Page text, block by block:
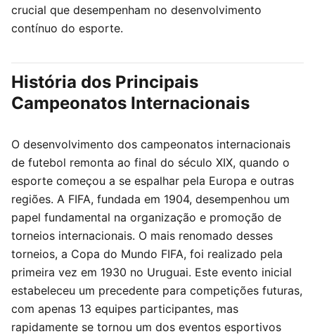
crucial que desempenham no desenvolvimento
contínuo do esporte.
História dos Principais
Campeonatos Internacionais
O desenvolvimento dos campeonatos internacionais
de futebol remonta ao final do século XIX, quando o
esporte começou a se espalhar pela Europa e outras
regiões. A FIFA, fundada em 1904, desempenhou um
papel fundamental na organização e promoção de
torneios internacionais. O mais renomado desses
torneios, a Copa do Mundo FIFA, foi realizado pela
primeira vez em 1930 no Uruguai. Este evento inicial
estabeleceu um precedente para competições futuras,
com apenas 13 equipes participantes, mas
rapidamente se tornou um dos eventos esportivos